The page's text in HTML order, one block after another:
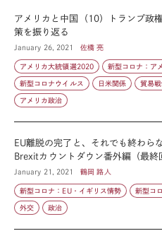
アメリカと中国（10）トランプ政
策を振り返る
January 26, 2021 佐橋 亮
アメリカ大統領選2020 新型コロナ：ア
新型コロナウイルス 日米関係 貿易
アメリカ政治
EU離脱の完了と、それでも終わら
Brexitカウントダウン番外編（最終
January 21, 2021 鶴岡 路人
新型コロナ：EU・イギリス情勢 新型コ
外交 政治